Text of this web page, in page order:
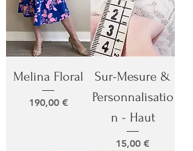
Melina Floral
Prix
190,00 €
Sur-Mesure &
Personnalisatio
n - Haut
Prix
15,00 €